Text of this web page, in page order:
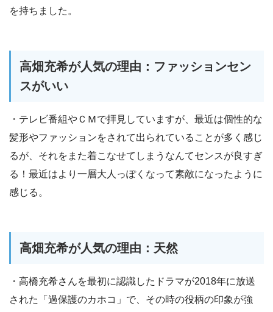
を持ちました。
高畑充希が人気の理由：ファッションセン
スがいい
・テレビ番組やＣＭで拝見していますが、最近は個性的な
髪形やファッションをされて出られていることが多く感じ
るが、それをまた着こなせてしまうなんてセンスが良すぎ
る！最近はより一層大人っぽくなって素敵になったように
感じる。
高畑充希が人気の理由：天然
・高橋充希さんを最初に認識したドラマが2018年に放送
された「過保護のカホコ」で、その時の役柄の印象が強